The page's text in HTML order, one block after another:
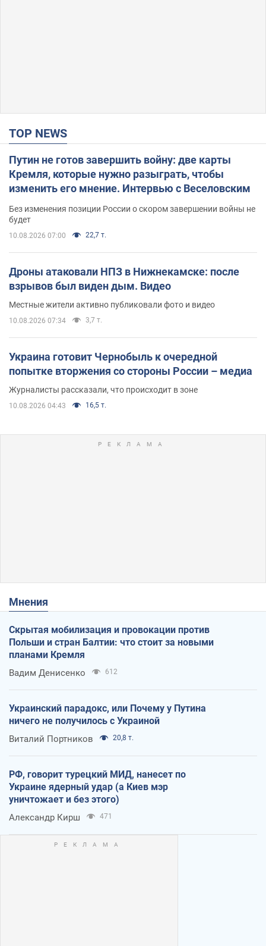
TOP NEWS
Путин не готов завершить войну: две карты
Кремля, которые нужно разыграть, чтобы
изменить его мнение. Интервью с Веселовским
Без изменения позиции России о скором завершении войны не
будет
10.08.2026 07:00 22,7 т.
Дроны атаковали НПЗ в Нижнекамске: после
взрывов был виден дым. Видео
Местные жители активно публиковали фото и видео
10.08.2026 07:34 3,7 т.
Украина готовит Чернобыль к очередной
попытке вторжения со стороны России – медиа
Журналисты рассказали, что происходит в зоне
10.08.2026 04:43 16,5 т.
Мнения
Скрытая мобилизация и провокации против
Польши и стран Балтии: что стоит за новыми
планами Кремля
Вадим Денисенко 612
Украинский парадокс, или Почему у Путина
ничего не получилось с Украиной
Виталий Портников 20,8 т.
РФ, говорит турецкий МИД, нанесет по
Украине ядерный удар (а Киев мэр
уничтожает и без этого)
Александр Кирш 471